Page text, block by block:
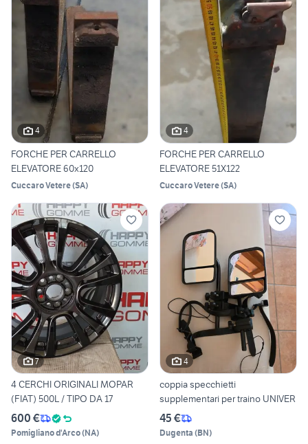
4
FORCHE PER CARRELLO
ELEVATORE 60x120
Cuccaro Vetere(SA)
4
FORCHE PER CARRELLO
ELEVATORE 51X122
Cuccaro Vetere(SA)
7
4 CERCHI ORIGINALI MOPAR
(FIAT) 500L / TIPO DA 17
600 €
Pomigliano d'Arco(NA)
4
coppia specchietti
supplementari per traino UNIVER
45 €
Dugenta (BN)